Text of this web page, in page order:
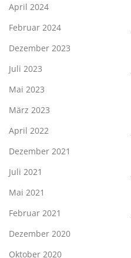
April 2024
Februar 2024
Dezember 2023
Juli 2023
Mai 2023
März 2023
April 2022
Dezember 2021
Juli 2021
Mai 2021
Februar 2021
Dezember 2020
Oktober 2020